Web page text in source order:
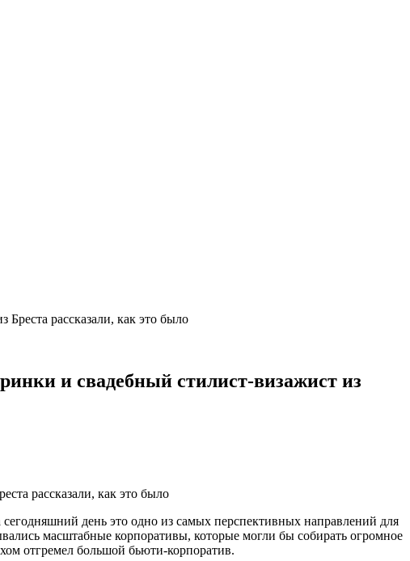
рассказали, как это было
и свадебный стилист-визажист из
день это одно из самых перспективных направлений для
масштабные корпоративы, которые могли бы собирать огромное
отгремел большой бьюти-корпоратив.